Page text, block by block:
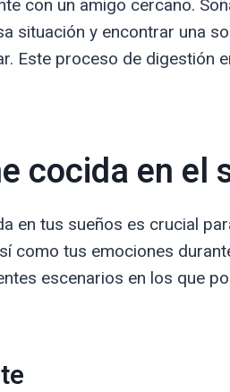
con un amigo cercano.
situación y encontrar una
Este proceso de digestión
cocida en el
en tus sueños es crucial
como tus emociones
escenarios en los que